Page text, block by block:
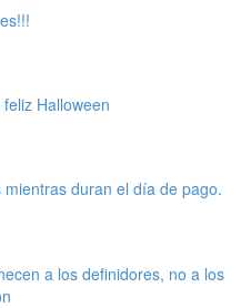
Halloween
duran el día de pago.
a los definidores, no a los